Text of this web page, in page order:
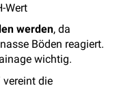
Wert
werden, da
Böden reagiert.
wichtig.
vereint die